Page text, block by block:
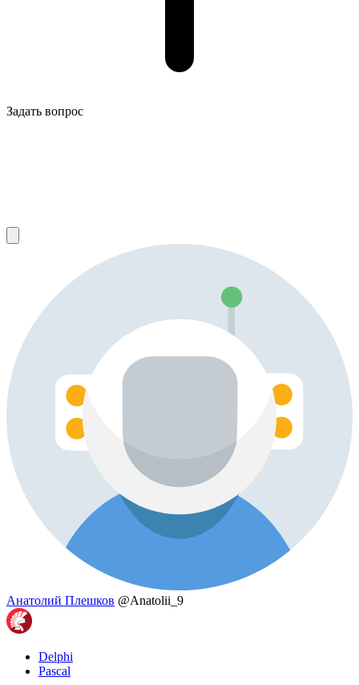
Задать вопрос
Анатолий Плешков @Anatolii_9
Delphi
Pascal